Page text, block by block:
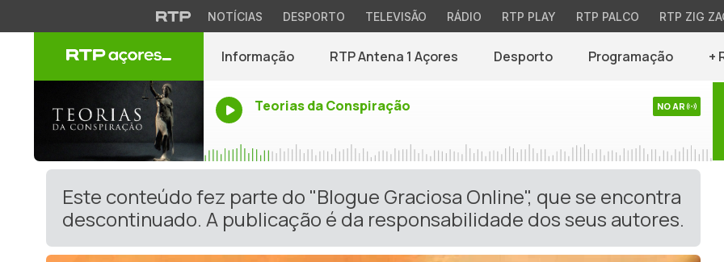
NOTÍCIAS DESPORTO TELEVISÃO RÁDIO RTP PLAY RTP PALCO RTP ZIG
Informação RTP Antena 1 Açores Desporto Programação +
Teorias da Conspiração NO AR
Este conteúdo fez parte do "Blogue Graciosa Online", que se encontra
descontinuado. A publicação é da responsabilidade dos seus autores.